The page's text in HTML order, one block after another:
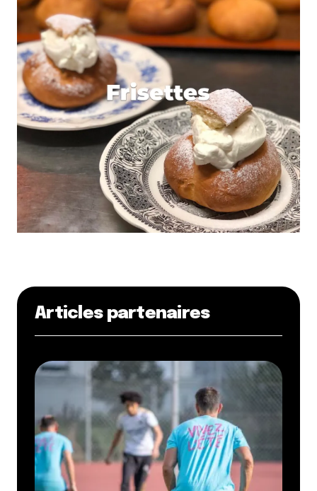
Articles partenaires